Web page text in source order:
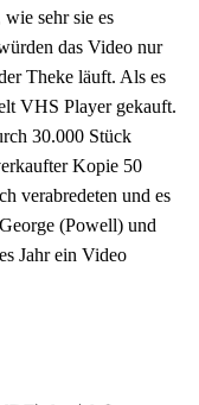
sehr sie es
das Video nur
Theke läuft. Als es
VHS Player gekauft.
30.000 Stück
Kopie 50
verabredeten und es
(Powell) und
Jahr ein Video